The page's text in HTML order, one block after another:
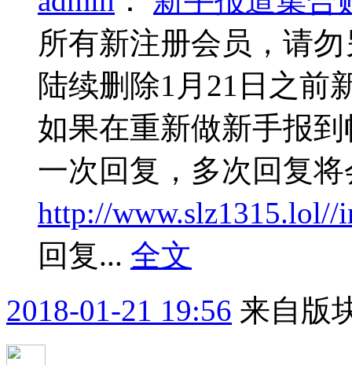
所有新注册会员，请
陆续删除1月21日之前
如果在重新做新手报
一次回复，多次回复
http://www.slz1315.lol//
回复... 全文
2018-01-21 19:56 来自版